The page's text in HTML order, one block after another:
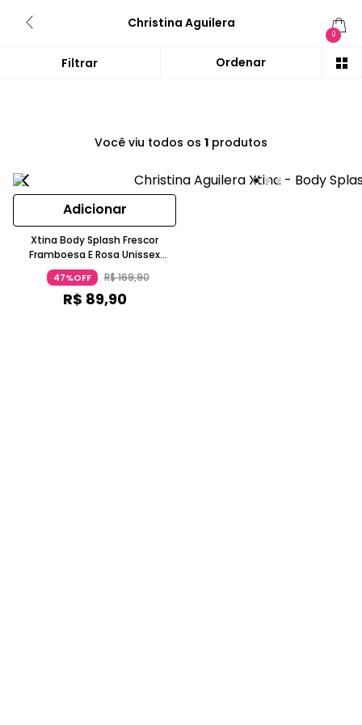
Christina Aguilera
0
Você viu todos os 1 produtos
Adicionar
Xtina Body Splash Frescor
Framboesa E Rosa Unissex
236ml Christina Aguilera
47%OFF R$169,90
R$ 89,90